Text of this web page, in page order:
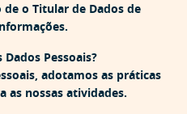
o Titular de Dados de
Pessoais?
adotamos as práticas
as nossas atividades.